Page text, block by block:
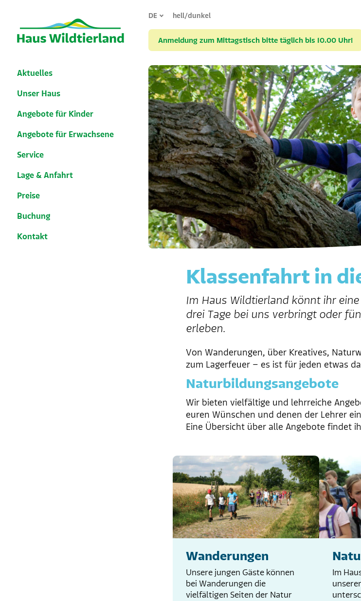
Aktuelles
Unser Haus
Angebote für Kinder
Angebote für Erwachsene
Service
Lage & Anfahrt
Preise
Buchung
Kontakt
DE hell/dunkel
Anmeldung zum Mittagstisch bitte täglich bis 10.00 Uhr!
Klassenfahrt in
Im Haus Wildtierland könnt ihr
drei Tage bei uns verbringt oder
erleben.
Von Wanderungen, über Kreatives,
zum Lagerfeuer – es ist für jeden etwas
Naturbildungsangebote
Wir bieten vielfältige und lehrreiche
euren Wünschen und denen der Lehrer
Eine Übersicht über alle Angebote findet
Wanderungen
Unsere jungen Gäste können
bei Wanderungen die
vielfältigen Seiten der Natur
Im